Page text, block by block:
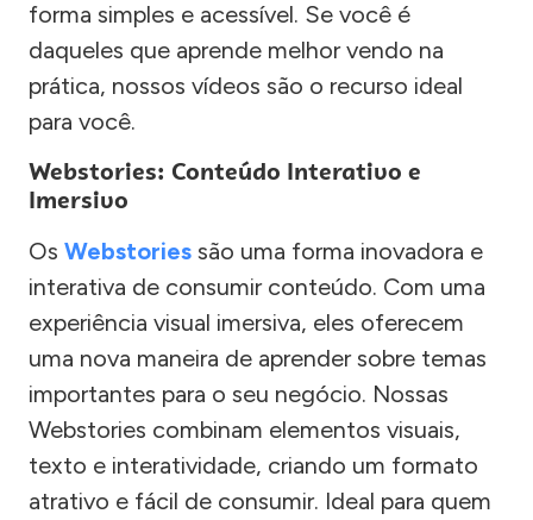
forma simples e acessível. Se você é
daqueles que aprende melhor vendo na
prática, nossos vídeos são o recurso ideal
para você.
Webstories: Conteúdo Interativo e
Imersivo
Os Webstories são uma forma inovadora e
interativa de consumir conteúdo. Com uma
experiência visual imersiva, eles oferecem
uma nova maneira de aprender sobre temas
importantes para o seu negócio. Nossas
Webstories combinam elementos visuais,
texto e interatividade, criando um formato
atrativo e fácil de consumir. Ideal para quem